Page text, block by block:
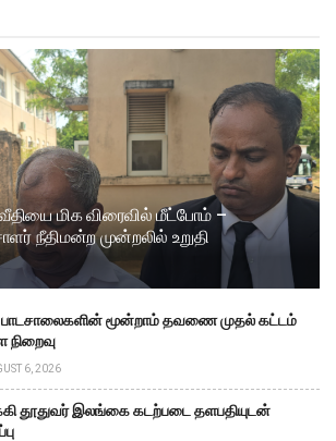
மிக விரைவில் மீட்போம் –
நீதிமன்ற முன்றலில் உறுதி
மூன்றாம் தவணை முதல் கட்டம்
நிறைவு
6, 2026
தூதுவர் இலங்கை கடற்படை தளபதியுடன்